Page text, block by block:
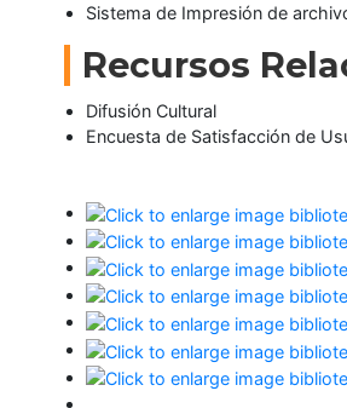
Sistema de Impresión de
Recursos
Difusión Cultural
Encuesta de Satisfacción de